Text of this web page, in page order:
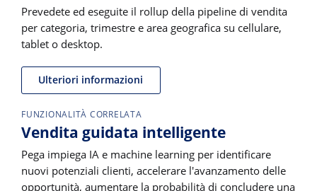
Prevedete ed eseguite il rollup della pipeline di vendita
per categoria, trimestre e area geografica su cellulare,
tablet o desktop.
Ulteriori informazioni
FUNZIONALITÀ CORRELATA
Vendita guidata intelligente
Pega impiega IA e machine learning per identificare
nuovi potenziali clienti, accelerare l'avanzamento delle
opportunità, aumentare la probabilità di concludere una